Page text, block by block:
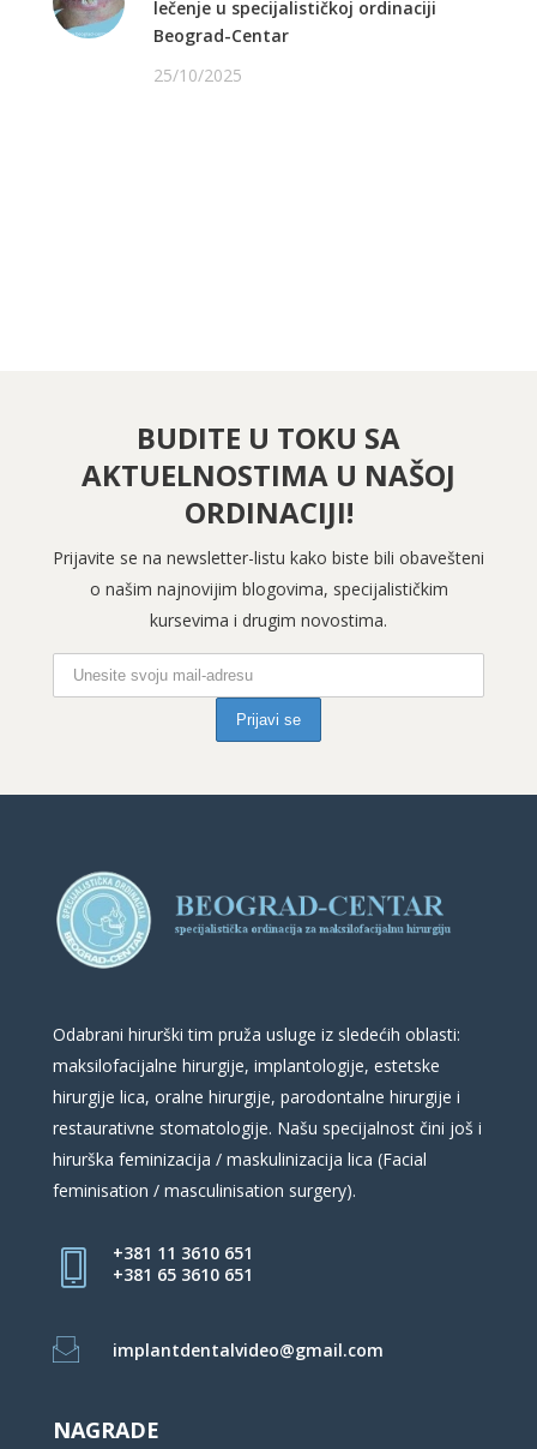
lečenje u specijalističkoj ordinaciji
Beograd-Centar
25/10/2025
BUDITE U TOKU SA
AKTUELNOSTIMA U NAŠOJ
ORDINACIJI!
Prijavite se na newsletter-listu kako biste bili obavešteni
o našim najnovijim blogovima, specijalističkim
kursevima i drugim novostima.
Odabrani hirurški tim pruža usluge iz sledećih oblasti:
maksilofacijalne hirurgije, implantologije, estetske
hirurgije lica, oralne hirurgije, parodontalne hirurgije i
restaurativne stomatologije. Našu specijalnost čini još i
hirurška feminizacija / maskulinizacija lica (Facial
feminisation / masculinisation surgery).
+381 11 3610 651
+381 65 3610 651
implantdentalvideo@gmail.com
NAGRADE